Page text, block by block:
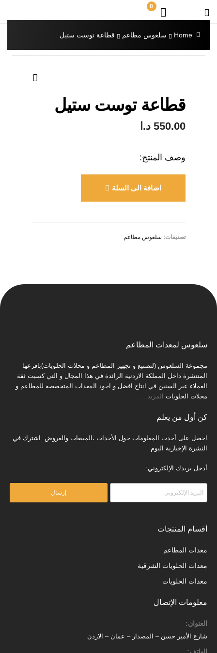
0
Home سلعوس مطاعم قطاعة توست ستيل
قطاعة توست ستيل
550.00 د.ا
وصف المنتج:
اضافة الى السلة
تصنيفات: سلعوس مطاعم
سلعوس لمعدات المطاعم
مجموعة السلعوس (لتصنيع و تجهيز المطاعم و محلات الحلويات)بافرعها
المنتشرة داخل المملكة الاردنية الرائدة في هذا المجال و التي كسبت ثقة
العملاء عبر السنين في انتاج افضل و اجود المعدات المتخصصة للمطاعم و
محلات الحلويات المزيد
كن أول من يعلم
احصل على أحدث المعلومات حول الأحداث ،المبيعات والعروض. اشترك في
النشرة الإخبارية اليوم
أدخل بريدك الإلكتروني:
إرسال
أقسام المنتجات
معدات المطاعم
معدات الحلويات الشرقية
معدات الحلويات
معلومات الإتصال
العنوان:
شارع الأمير حسن – المصدار – عمان – الاردن